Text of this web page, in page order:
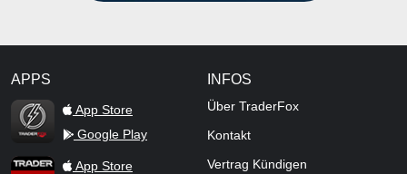
APPS
TraderFox Flash
App Store
Google Play
TraderFox AppApp Store
INFOS
Über TraderFox
Kontakt
Vertrag Kündigen